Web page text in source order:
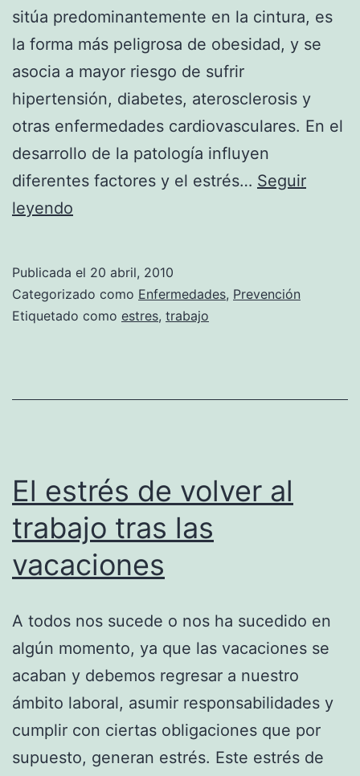
sitúa predominantemente en la cintura, es
la forma más peligrosa de obesidad, y se
asocia a mayor riesgo de sufrir
hipertensión, diabetes, aterosclerosis y
otras enfermedades cardiovasculares. En el
desarrollo de la patología influyen
diferentes factores y el estrés… Seguir
leyendo
puede
causar
Publicada el 20 abril, 2010
Categorizado como Enfermedades, Prevención
Etiquetado como estres, trabajo
El estrés de volver al
trabajo tras las
vacaciones
A todos nos sucede o nos ha sucedido en
algún momento, ya que las vacaciones se
acaban y debemos regresar a nuestro
ámbito laboral, asumir responsabilidades y
cumplir con ciertas obligaciones que por
supuesto, generan estrés. Este estrés de